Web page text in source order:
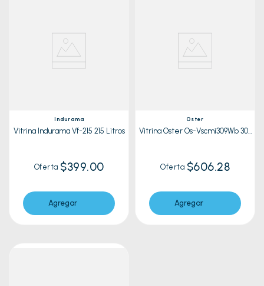
Indurama
Vitrina Indurama Vf-215 215 Litros
Oferta $399.00
Agregar
Oster
Vitrina Oster Os-Vscmi309Wb 309
Oferta $606.28
Agregar